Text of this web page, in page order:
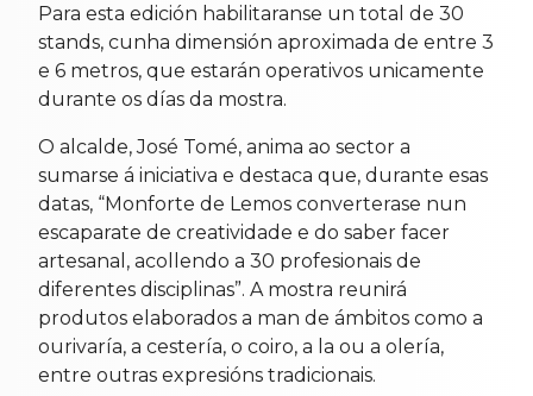
Para esta edición habilitaranse un total de 30
stands, cunha dimensión aproximada de entre 3
e 6 metros, que estarán operativos unicamente
durante os días da mostra.
O alcalde, José Tomé, anima ao sector a
sumarse á iniciativa e destaca que, durante esas
datas, “Monforte de Lemos converterase nun
escaparate de creatividade e do saber facer
artesanal, acollendo a 30 profesionais de
diferentes disciplinas”. A mostra reunirá
produtos elaborados a man de ámbitos como a
ourivaría, a cestería, o coiro, a la ou a olería,
entre outras expresións tradicionais.